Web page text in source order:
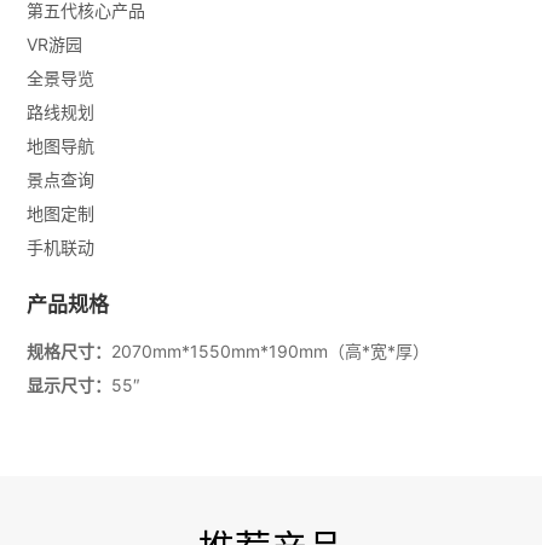
第五代核心产品
VR游园
全景导览
路线规划
地图导航
景点查询
地图定制
手机联动
产品规格
规格尺寸： 2070mm*1550mm*190mm（高*宽*厚）
显示尺寸： 55″